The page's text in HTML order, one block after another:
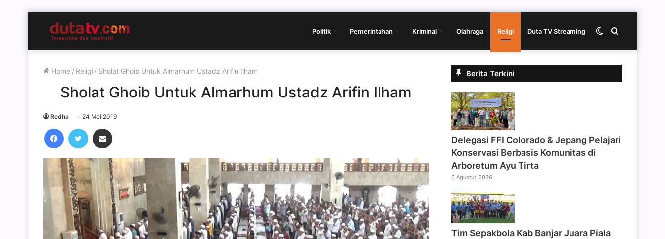
Politik Pemerintahan Kriminal Olahraga Religi Duta TV Streaming Cari
Switch
Home / Religi / Sholat Ghoib Untuk Almarhum Ustadz Arifin Ilham
Sholat Ghoib Untuk Almarhum Ustadz Arifin Ilham
Redha 24 Mei 2019
FacebookTwitter
Berita Terkini
Delegasi FFI Colorado & Jepang Pelajari
Konservasi Berbasis Komunitas di
Arboretum Ayu Tirta
6 Agustus 2026
Tim Sepakbola Kab Banjar Juara Piala